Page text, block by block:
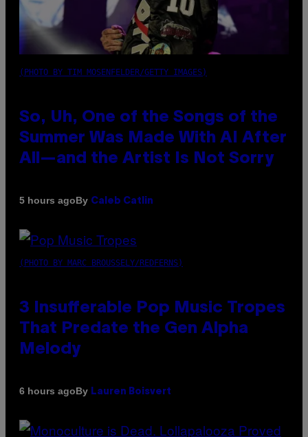
(PHOTO BY TIM MOSENFELDER/GETTY IMAGES)
So, Uh, One of the Songs of the
Summer Was Made With AI After
All—and the Artist Is Not Sorry
5 hours agoBy Caleb Catlin
(PHOTO BY MARC BROUSSELY/REDFERNS)
3 Insufferable Pop Music Tropes
That Predate the Gen Alpha
Melody
6 hours agoBy Lauren Boisvert